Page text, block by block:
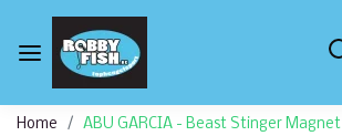
Home ABU GARCIA - Beast Stinger Magnet